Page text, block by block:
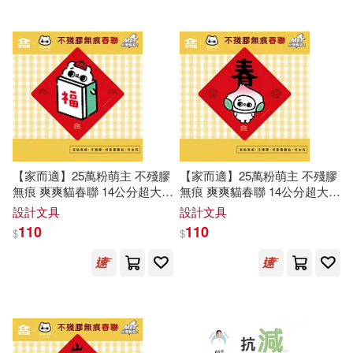
【家而適】25萬粉萌主 不殘膠
無痕 爽爽貓春聯 14公分超大張
2025蛇年春聯 全系列共6款 福
設計文具
$110
【家而適】25萬粉萌主 不殘膠
無痕 爽爽貓春聯 14公分超大張
2025蛇年春聯 全系列共6款
設計文具
$110